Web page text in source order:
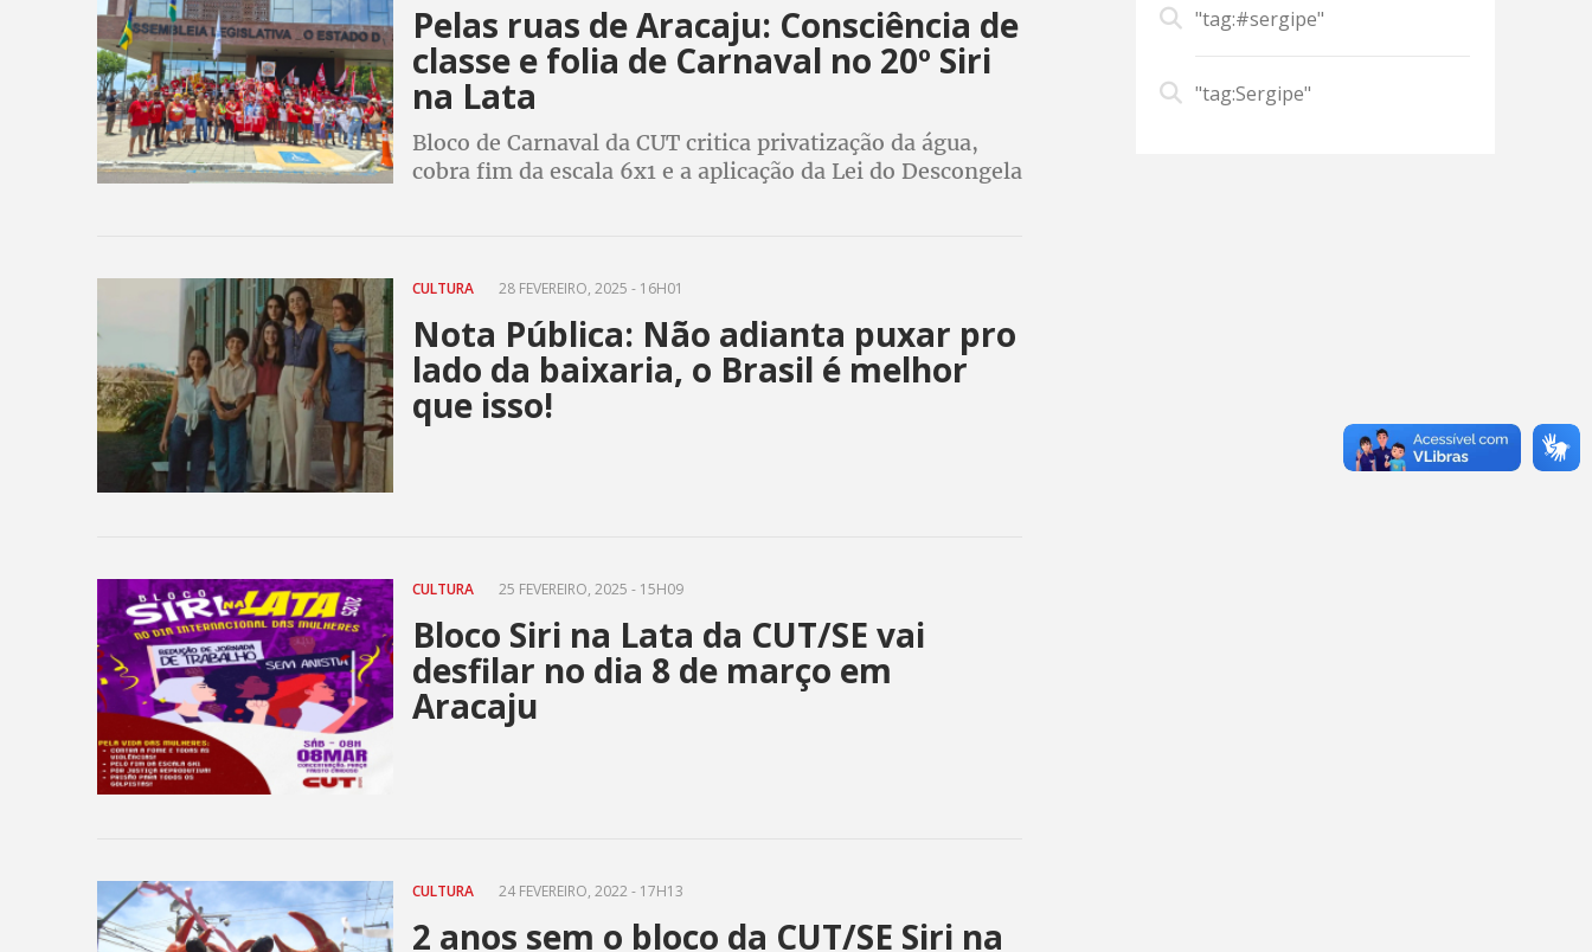
Pelas ruas de Aracaju: Consciência de
classe e folia de Carnaval no 20º Siri
na Lata
Bloco de Carnaval da CUT critica privatização da água,
cobra fim da escala 6x1 e a aplicação da Lei do Descongela
CULTURA 28 FEVEREIRO, 2025 - 16H01
Nota Pública: Não adianta puxar pro
lado da baixaria, o Brasil é melhor
que isso!
CULTURA 25 FEVEREIRO, 2025 - 15H09
Bloco Siri na Lata da CUT/SE vai
desfilar no dia 8 de março em
Aracaju
CULTURA 24 FEVEREIRO, 2022 - 17H13
2 anos sem o bloco da CUT/SE Siri na
"tag:#sergipe"
"tag:Sergipe"